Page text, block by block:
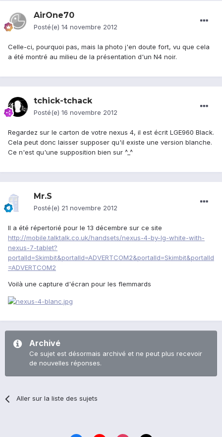
AirOne70
Posté(e) 14 novembre 2012
Celle-ci, pourquoi pas, mais la photo j'en doute fort, vu que cela
a été montré au milieu de la présentation d'un N4 noir.
tchick-tchack
Posté(e) 16 novembre 2012
Regardez sur le carton de votre nexus 4, il est écrit LGE960 Black.
Cela peut donc laisser supposer qu'il existe une version blanche.
Ce n'est qu'une supposition bien sur ^_^
Mr.S
Posté(e) 21 novembre 2012
Il a été répertorié pour le 13 décembre sur ce site
http://mobile.talktalk.co.uk/handsets/nexus-4-by-lg-white-with-
nexus-7-tablet?
portalId=Skimbit&portalId=ADVERTCOM2&portalId=Skimbit&portalId
=ADVERTCOM2
Voilà une capture d'écran pour les flemmards
Archivé
Ce sujet est désormais archivé et ne peut plus recevoir
de nouvelles réponses.
Aller sur la liste des sujets